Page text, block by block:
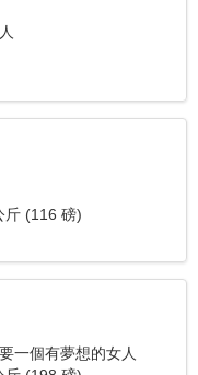
斤 (116 磅)
一個有夢想的女人